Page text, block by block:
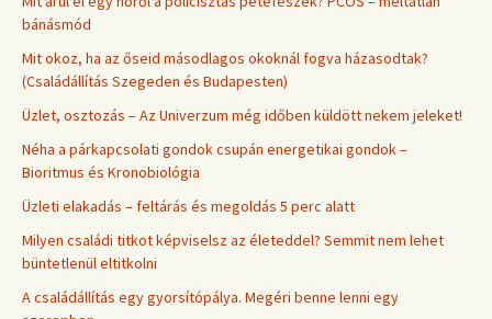
bánásmód
Mit okoz, ha az őseid másodlagos okoknál fogva házasodtak?
(Családállítás Szegeden és Budapesten)
Üzlet, osztozás – Az Univerzum még időben küldött nekem jeleket!
Néha a párkapcsolati gondok csupán energetikai gondok –
Bioritmus és Kronobiológia
Üzleti elakadás – feltárás és megoldás 5 perc alatt
Milyen családi titkot képviselsz az életeddel? Semmit nem lehet
büntetlenül eltitkolni
A családállítás egy gyorsítópálya. Megéri benne lenni egy